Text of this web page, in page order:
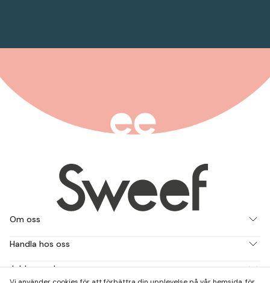
Om oss
Handla hos oss
Jobba med oss